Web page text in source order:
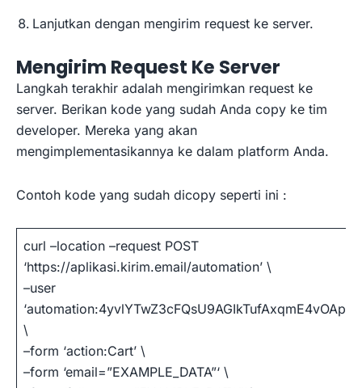
Lanjutkan dengan mengirim request ke server.
Mengirim Request Ke Server
Langkah terakhir adalah mengirimkan request ke
server. Berikan kode yang sudah Anda copy ke tim
developer. Mereka yang akan
mengimplementasikannya ke dalam platform Anda.
Contoh kode yang sudah dicopy seperti ini :
curl –location –request POST
‘https://aplikasi.kirim.email/automation’ \
–user
‘automation:4yvlYTwZ3cFQsU9AGIkTufAxqmE4vOAp’
\
–form ‘action:Cart’ \
–form ‘email=”EXAMPLE_DATA”‘ \